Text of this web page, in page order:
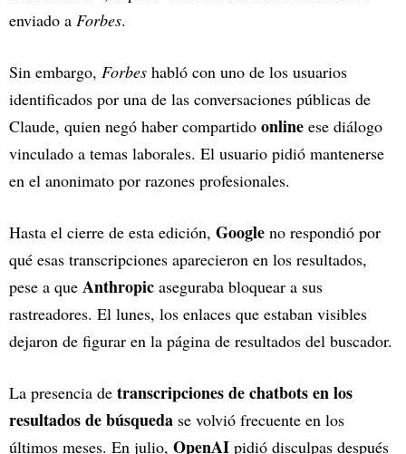
enviado a Forbes.
Sin embargo, Forbes habló con uno de los usuarios
identificados por una de las conversaciones públicas de
Claude, quien negó haber compartido online ese diálogo
vinculado a temas laborales. El usuario pidió mantenerse
en el anonimato por razones profesionales.
Hasta el cierre de esta edición, Google no respondió por
qué esas transcripciones aparecieron en los resultados,
pese a que Anthropic aseguraba bloquear a sus
rastreadores. El lunes, los enlaces que estaban visibles
dejaron de figurar en la página de resultados del buscador.
La presencia de transcripciones de chatbots en los
resultados de búsqueda se volvió frecuente en los
últimos meses. En julio, OpenAI pidió disculpas después